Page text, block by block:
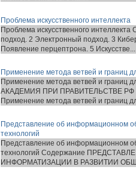
Проблема искусственного интеллекта
Проблема искусственного
подход. 2 Электронный подход. 3
Появление перцептрона. 5 Искусстве...
Применение метода ветвей и границ
Применение метода ветвей и
АКАДЕМИЯ ПРИ ПРАВИТЕЛЬСТВЕ РФ
Применение метода ветвей и границ
Представление об информационном
технологий
Представление об информационном
технологий Содержание
ИНФОРМАТИЗАЦИИ В РАЗВИТИИ